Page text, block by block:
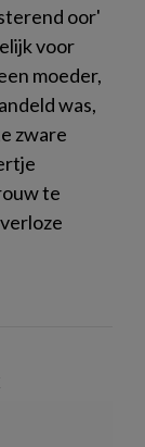
oor'
voor
moeder,
was,
zware
te